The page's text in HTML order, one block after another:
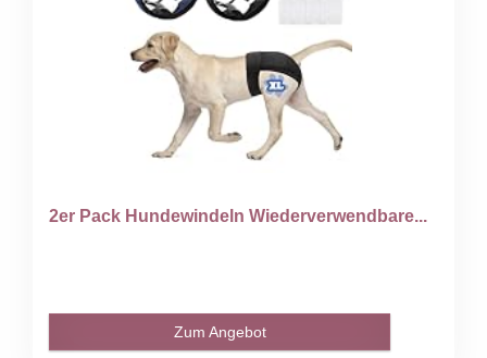
2er Pack Hundewindeln Wiederverwendbare...
Zum Angebot